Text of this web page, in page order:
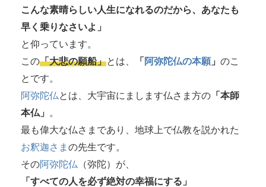
こんな素晴らしい人生になれるのだから、あなたも
早く乗りなさいよ」
と仰っています。
この「大悲の願船」とは、 「 阿弥陀仏の本願」 のこ
とです。
阿弥陀仏とは、大宇宙にまします仏さま方の 「本師
本仏」
。
最も偉大な仏さまであり、地球上で仏教を説かれた
お釈迦さま の先生です。
その阿弥陀仏 （弥陀）が、
「すべての人を必ず絶対の幸福にする」